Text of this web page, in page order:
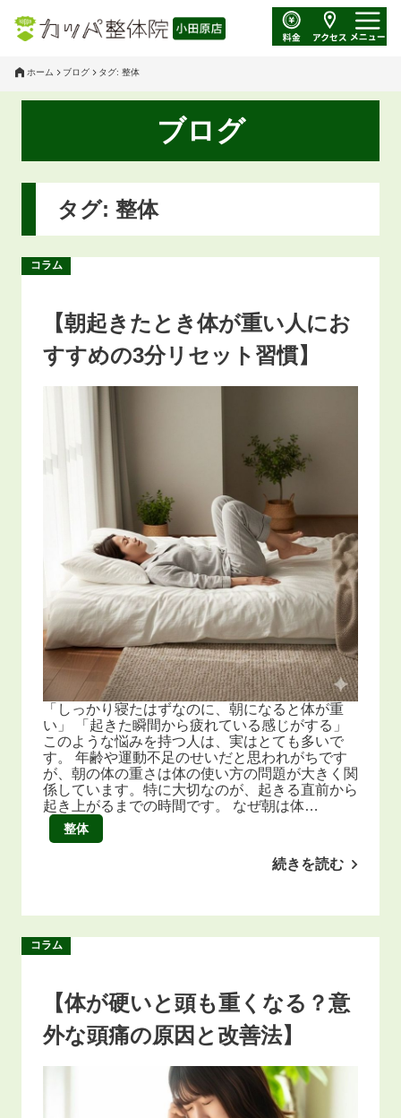
ホーム ブログ タグ: 整体
ブログ
タグ: 整体
コラム
【朝起きたとき体が重い人にお
すすめの3分リセット習慣】
「しっかり寝たはずなのに、朝になると体が重
い」 「起きた瞬間から疲れている感じがする」
このような悩みを持つ人は、実はとても多いで
す。 年齢や運動不足のせいだと思われがちです
が、朝の体の重さは体の使い方の問題が大きく関
係しています。特に大切なのが、起きる直前から
起き上がるまでの時間です。 なぜ朝は体…
整体
続きを読む
コラム
【体が硬いと頭も重くなる？意
外な頭痛の原因と改善法】